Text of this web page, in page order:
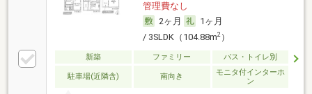
管理費なし
2ヶ月
1ヶ月
/ 3SLDK（104.88m2）
新築 ファミリー バス・トイレ別
駐車場(近隣含) 南向き
モニタ付インターホ
ン